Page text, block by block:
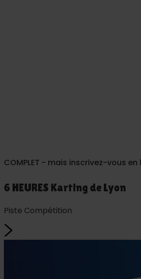
COMPLET - mais inscrivez-vous
6 HEURES Karting de Lyon
Piste Compétition